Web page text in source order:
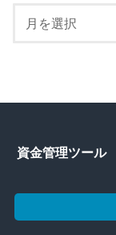
資金管理ツール